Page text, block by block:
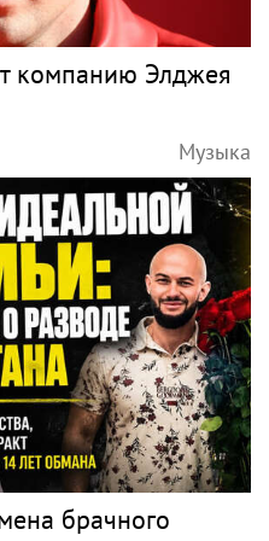
компанию Элджея
Музыка
брачного